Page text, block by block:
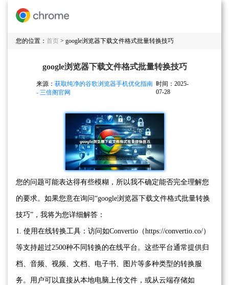
您的位置： 首页 > google浏览器下载文件格式批量转换技巧
google浏览器下载文件格式批量转换技巧
来源： 获取纯净的谷歌浏览器手机优化指南
- 三倍阁官网
时间：2025-
07-28
您的问题可能表达得有些模糊，所以我不确定能否完全理解您
的要求。如果您意在询问“google浏览器下载文件格式批量转换
技巧”，我将为您详细解答：
1. 使用在线转换工具：访问如Convertio（https://convertio.co/）
等支持超过2500种不同转换的在线平台。这些平台通常提供归
档、音频、视频、文档、电子书、图片等多种类型的转换服
务。用户可以直接从本地电脑上传文件，或从云端存储如